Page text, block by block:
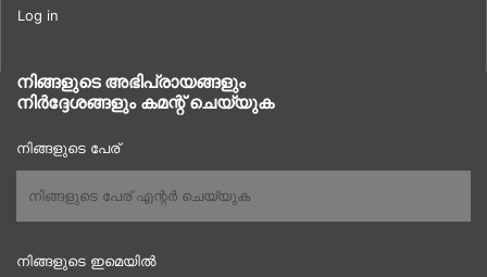
Log in
നിങ്ങളുടെ അഭിപ്രായങ്ങളും
നിർദ്ദേശങ്ങളും കമന്റ് ചെയ്യുക
നിങ്ങളുടെ പേര്
നിങ്ങളുടെ ഇമെയിൽ